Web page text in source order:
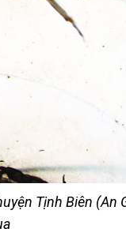
Tịnh Biên (An